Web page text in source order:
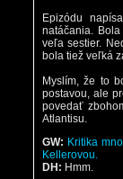
Epizódu
natáčania.
veľa sestier.
bola tiež veľká
Myslím, že to
postavou, ale
povedať
Atlantisu.
GW: Kritika
Kellerovou.
DH: Hmm.